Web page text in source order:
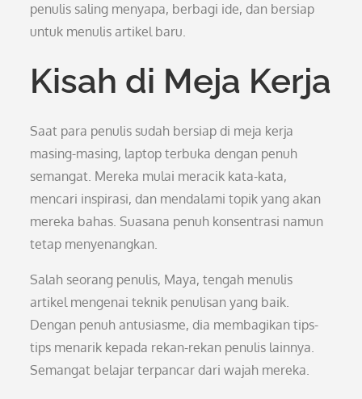
penulis saling menyapa, berbagi ide, dan bersiap
untuk menulis artikel baru.
Kisah di Meja Kerja
Saat para penulis sudah bersiap di meja kerja
masing-masing, laptop terbuka dengan penuh
semangat. Mereka mulai meracik kata-kata,
mencari inspirasi, dan mendalami topik yang akan
mereka bahas. Suasana penuh konsentrasi namun
tetap menyenangkan.
Salah seorang penulis, Maya, tengah menulis
artikel mengenai teknik penulisan yang baik.
Dengan penuh antusiasme, dia membagikan tips-
tips menarik kepada rekan-rekan penulis lainnya.
Semangat belajar terpancar dari wajah mereka.